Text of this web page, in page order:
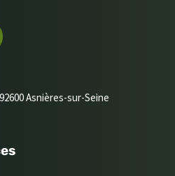
Asnières-sur-Seine